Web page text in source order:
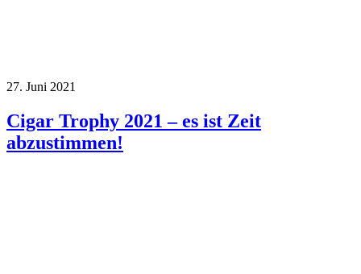
27. Juni 2021
Cigar Trophy 2021 – es ist Zeit
abzustimmen!